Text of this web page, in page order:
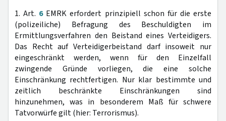
1. Art. 6EMRK erfordert prinzipiell schon für die erste
(polizeiliche) Befragung des Beschuldigten im
Ermittlungsverfahren den Beistand eines Verteidigers.
Das Recht auf Verteidigerbeistand darf insoweit nur
eingeschränkt werden, wenn für den Einzelfall
zwingende Gründe vorliegen, die eine solche
Einschränkung rechtfertigen. Nur klar bestimmte und
zeitlich beschränkte Einschränkungen sind
hinzunehmen, was in besonderem Maß für schwere
Tatvorwürfe gilt (hier: Terrorismus).